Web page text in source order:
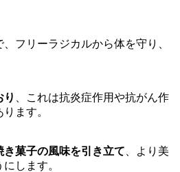
、フリーラジカルから体を守り、
り
、これは抗炎症作用や抗がん作
ます。
き菓子の風味を引き立て 、より美
します。